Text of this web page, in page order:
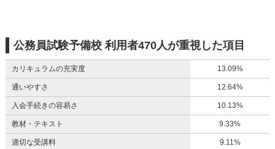
公務員試験予備校 利用者470人が重視した項目
カリキュラムの充実度 13.09%
通いやすさ 12.64%
入会手続きの容易さ 10.13%
教材・テキスト 9.33%
適切な受講料 9.11%